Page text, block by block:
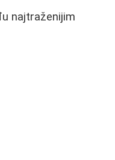
najtraženijim